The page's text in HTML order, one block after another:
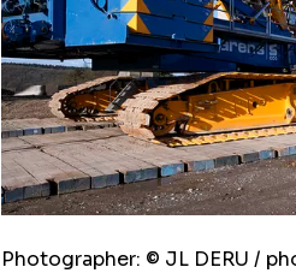
Photographer: © JL DERU /